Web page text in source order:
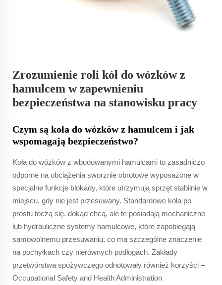
Zrozumienie roli kół do wózków z
hamulcem w zapewnieniu
bezpieczeństwa na stanowisku pracy
Czym są koła do wózków z hamulcem i jak
wspomagają bezpieczeństwo?
Koła do wózków z wbudowanymi hamulcami to zasadniczo
odporne na obciążenia sworznie obrotowe wyposażone w
specjalne funkcje blokady, które utrzymują sprzęt stabilnie w
miejscu, gdy nie jest przesuwany. Standardowe koła po
prostu toczą się, dokąd chcą, ale te posiadają mechaniczne
lub hydrauliczne systemy hamulcowe, które zapobiegają
samowolnemu przesuwaniu, co ma szczególne znaczenie
na pochyłkach czy nierównych podłogach. Zakłady
przetwórstwa spożywczego odnotowały również korzyści –
Occupational Safety and Health Administration